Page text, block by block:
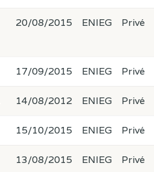
20/08/2015 ENIEG Privé
17/09/2015 ENIEG Privé
14/08/2012 ENIEG Privé
15/10/2015 ENIEG Privé
13/08/2015 ENIEG Privé